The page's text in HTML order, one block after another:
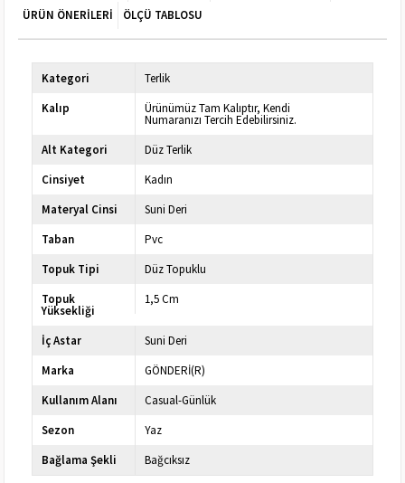
ÜRÜN ÖNERILERI
ÖLÇÜ TABLOSU
Kategori
Terlik
Kalıp
Ürünümüz Tam Kalıptır, Kendi
Numaranızı Tercih Edebilirsiniz.
Alt Kategori
Düz Terlik
Cinsiyet
Kadın
Materyal Cinsi
Suni Deri
Taban
Pvc
Topuk Tipi
Düz Topuklu
Topuk
Yüksekliği
1,5 Cm
İç Astar
Suni Deri
Marka
GÖNDERİ(R)
Kullanım Alanı
Casual-Günlük
Sezon
Yaz
Bağlama Şekli
Bağcıksız